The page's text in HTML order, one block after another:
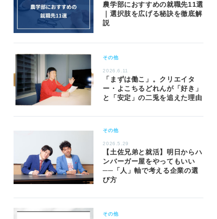
農学部におすすめの就職先11選
｜選択肢を広げる秘訣を徹底解
説
その他
2026.6.11
「まずは働こ」。クリエイタ
ー・よこちるどれんが「好き」
と「安定」の二兎を追えた理由
その他
2026.5.29
【土佐兄弟と就活】明日からハ
ンバーガー屋をやってもいい
──「人」軸で考える企業の選
び方
その他